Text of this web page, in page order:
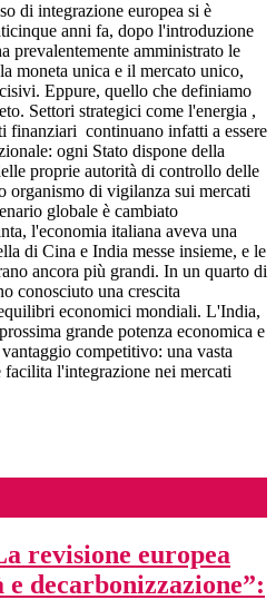
di integrazione europea si è
anni fa, dopo l'introduzione
prevalentemente amministrato le
moneta unica e il mercato unico,
Eppure, quello che definiamo
Settori strategici come l'energia ,
finanziari continuano infatti a essere
ogni Stato dispone della
proprie autorità di controllo delle
organismo di vigilanza sui mercati
globale è cambiato
l'economia italiana aveva una
di Cina e India messe insieme, e le
ancora più grandi. In un quarto di
conosciuto una crescita
economici mondiali. L'India,
grande potenza economica e
competitivo: una vasta
l'integrazione nei mercati
revisione europea
decarbonizzazione”: